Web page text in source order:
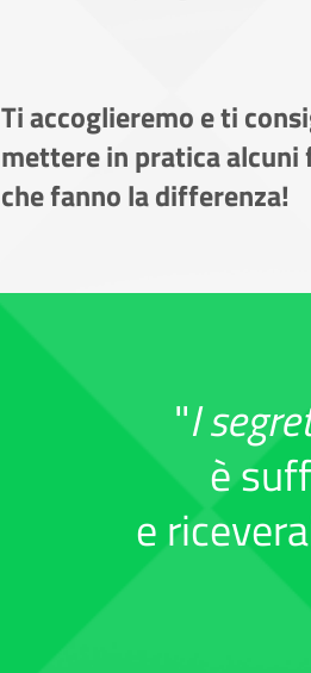
Ti accoglieremo e ti
mettere in pratica
che fanno la differenza!
"I
è
e